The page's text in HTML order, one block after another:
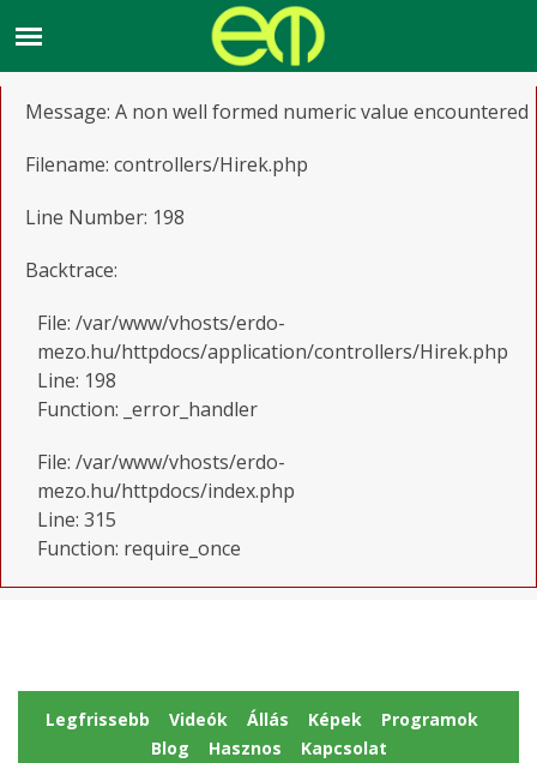
A PHP Error was encountered
Message: A non well formed numeric value encountered
Filename: controllers/Hirek.php
Line Number: 198
Backtrace:
File: /var/www/vhosts/erdo-
mezo.hu/httpdocs/application/controllers/Hirek.php
Line: 198
Function: _error_handler
File: /var/www/vhosts/erdo-
mezo.hu/httpdocs/index.php
Line: 315
Function: require_once
Legfrissebb Videók Állás Képek
Programok
Blog
Hasznos Kapcsolat